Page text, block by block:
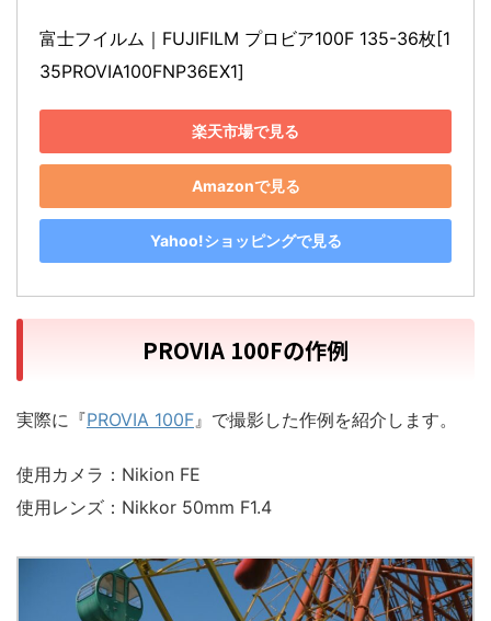
富士フイルム｜FUJIFILM プロビア100F 135-36枚[1
35PROVIA100FNP36EX1]
楽天市場で見る
Amazonで見る
Yahoo!ショッピングで見る
PROVIA 100Fの作例
実際に『PROVIA 100F 』で撮影した作例を紹介します。
使用カメラ：Nikion FE
使用レンズ：Nikkor 50mm F1.4